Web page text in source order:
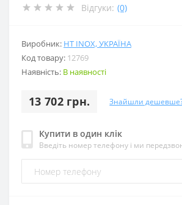
Відгуки: (0)
Виробник: HT INOX, УКРАЇНА
Код товару: 12769
Наявність: В наявності
13 702 грн. Знайшли
Купити в один клік
Введіть номер телефону і ми